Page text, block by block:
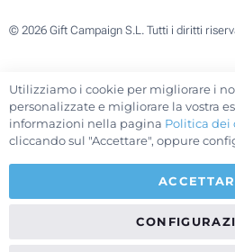
© 2026 Gift Campaign S.L. Tutti i diritti
Utilizziamo i cookie per migliorare i
personalizzate e migliorare la vostra
informazioni nella pagina Politica dei
cliccando sul "Accettare", oppure